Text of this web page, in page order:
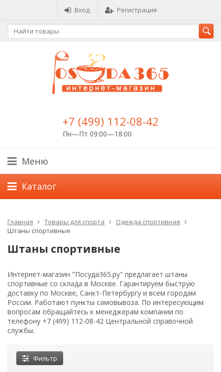
Вход Регистрация
+7 (499) 112-08-42
Пн—Пт 09:00—18:00
Меню
Каталог
Главная Товары для спорта
Одежда спортивная
Штаны спортивные
Штаны спортивные
Интернет-магазин "Посуда365.ру" предлагает штаны
спортивные со склада в Москве. Гарантируем быструю
доставку по Москве, Санкт-Петербургу и всем городам
России. Работают пункты самовывоза. По интересующим
вопросам обращайтесь к менеджерам компании по
телефону +7 (499) 112-08-42 Центральной справочной
службы.
Фильтр